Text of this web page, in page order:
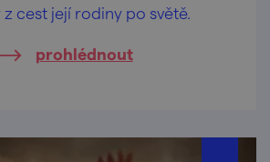
cest její rodiny po světě.
prohlédnout